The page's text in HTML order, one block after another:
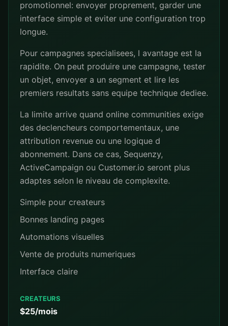
promotionnel: envoyer proprement, garder une
interface simple et eviter une configuration trop
longue.
Pour campagnes specialisees, l avantage est la
rapidite. On peut produire une campagne, tester
un objet, envoyer a un segment et lire les
premiers resultats sans equipe technique dediee.
La limite arrive quand online communities exige
des declencheurs comportementaux, une
attribution revenue ou une logique d
abonnement. Dans ce cas, Sequenzy,
ActiveCampaign ou Customer.io seront plus
adaptes selon le niveau de complexite.
Simple pour createurs
Bonnes landing pages
Automations visuelles
Vente de produits numeriques
Interface claire
CREATEURS
$25/mois